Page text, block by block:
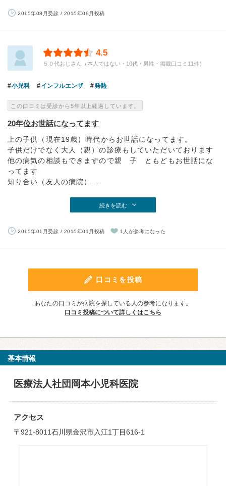
2015年08月受診 / 2015年09月投稿
4.5
５０代おじさん（本人ではない・10代・男性・掲載口コミ11件）
小児科 インフルエンザ 発熱
この口コミは受診から5年以上経過しています。
20年位お世話になってます
上の子供（現在19歳）時代からお世話になってます。
子供だけでなく大人（親）の診療もしていただいております
他の病気の相談もできますので親 子 ともどもお世話にな
ってます
知り合い（友人の病院）...
続きを読む
2015年01月受診 / 2015年01月投稿 1人が参考になった
口コミを投稿
あなたの口コミが病院を探している人の参考になります。
口コミ投稿について詳しくはこちら
基本情報
医療法人社団岡本小児科医院
アクセス
〒921-8011石川県金沢市入江1丁目616-1